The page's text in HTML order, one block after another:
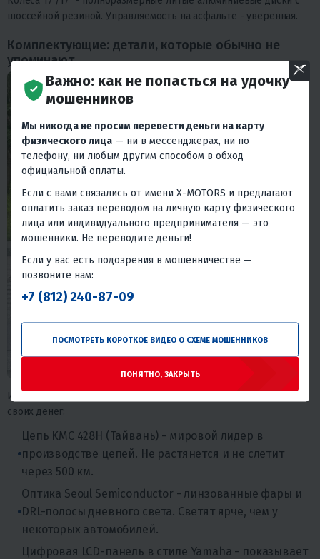
шоссейной резиной. Управляемость на асфальте - уверенная.
Комплектующие: детали, которые обычно не
упоминают
Именно здесь становится понятно, почему PROMAX MT200 стоит
своих денег:
Цепь KMC 428H (Тайвань) - мировой лидер в
производстве цепей. Не растянется и не слетит
через 500 км.
Оптика Seoul Semiconductor - линзованные фары и
DRL-полосы дневного света. Светят ярче, чем у
некоторых автомобилей.
Цифровая LCD-панель в стиле Yamaha - показывает
Важно: как не попасться на удочку
мошенников
Мы никогда не просим перевести деньги на карту
физического лица — ни в мессенджерах, ни по
телефону, ни любым другим способом в обход
официальной оплаты.
Если с вами связались от имени X-MOTORS и предлагают
оплатить заказ переводом на личную карту физического
лица или индивидуального предпринимателя — это
мошенники. Не переводите деньги!
Если у вас есть подозрения в мошенничестве —
позвоните нам:
+7 (812) 240-87-09
ПОСМОТРЕТЬ КОРОТКОЕ ВИДЕО О СХЕМЕ МОШЕННИКОВ
ПОНЯТНО, ЗАКРЫТЬ